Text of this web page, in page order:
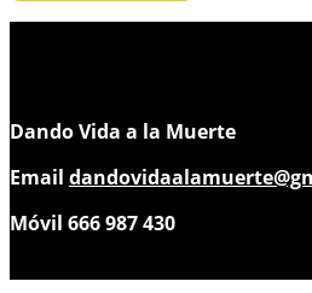
Dando Vida a la Muerte
Email
Móvil 666 987 430